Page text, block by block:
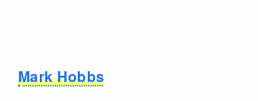
Mark Hobbs